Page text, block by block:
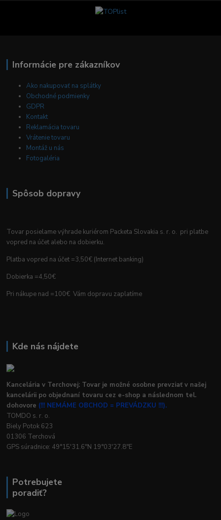
Informácie pre zákazníkov
Ako nakupovať na splátky
Obchodné podmienky
GDPR
Kontakt
Reklamácia tovaru
Vrátenie tovaru
Montáž u nás
Fotogaléria
Spôsob dopravy
Tovar posielame výhrade kuriérom Packeta Slovakia s. r. o. pri platbe
vopred na účet alebo na dobierku.
Platba vopred na účet =3,50€ (Internet banking)
Dobierka =4,50€
Pri nákupe nad =100€ Vám dopravu zaplatíme
Kde nás nájdete
Kancelária v Terchovej: Tovar je možné osobne prevziať v našej
kancelárii po objednaní tovaru cez e-shop a následnom tel.
dohovore (!!! NEMÁME OBCHOD = PREVÁDZKU !!!).
TOMDO s. r. o.
Biely Potok 623
01306 Terchová
GPS súradnice: 49°15'31.6"N 19°03'27.8"E
Potrebujete
poradiť?